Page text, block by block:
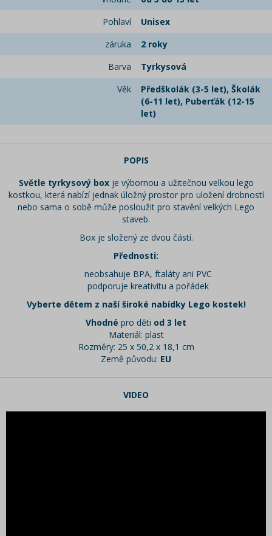
Pohlaví
Unisex
záruka
2 roky
Barva
Tyrkysová
Věk
Předškolák (3-5 let), Školák
(6-11 let), Puberťák (12-15
let)
POPIS
Světle tyrkysový box je výbornou a užitečnou velkou lego
kostkou, která nabízí jednak úložný prostor pro uložení drobností
nebo sama o sobě může posloužit pro stavění velkých Lego
staveb.
Box je složený ze dvou částí.
Přednosti:
neobsahuje BPA, ftaláty ani PVC
podporuje kreativitu a pořádek
Vyberte dětem z naší široké nabídky Lego kostek!
Vhodné pro děti od 3 let
Materiál: plast
Rozměry: 25 x 50,2 x 18,1 cm
Země původu: EU
VIDEO